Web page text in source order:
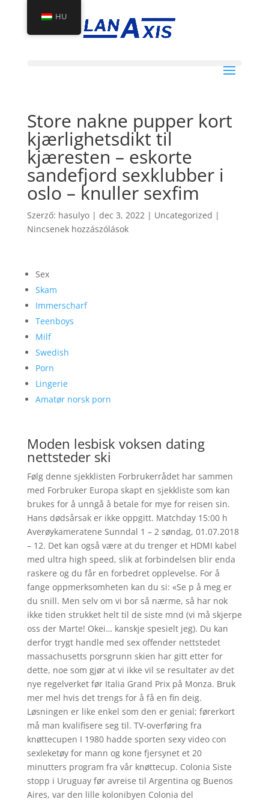
Store nakne pupper kort
kjærlighetsdikt til
kjæresten – eskorte
sandefjord sexklubber i
oslo – knuller sexfim
Szerző: hasulyo| dec 3, 2022| Uncategorized |
Nincsenek hozzászólások
Sex
Skam
Immerscharf
Teenboys
Milf
Swedish
Porn
Lingerie
Amatør norsk porn
Moden lesbisk voksen dating
nettsteder ski
Følg denne sjekklisten Forbrukerrådet har sammen
med Forbruker Europa skapt en sjekkliste som kan
brukes for å unngå å betale for mye for reisen sin.
Hans dødsårsak er ikke oppgitt. Matchday 15:00 h
Averøykameratene Sunndal 1 – 2 søndag, 01.07.2018
– 12. Det kan også være at du trenger et HDMI kabel
med ultra high speed, slik at forbindelsen blir enda
raskere og du får en forbedret opplevelse. For å
fange oppmerksomheten kan du si: «Se p å meg er
du snill. Men selv om vi bor så nærme, så har nok
ikke tiden strukket helt til de siste mnd (vi må skjerpe
oss der Marte! Okei… kanskje spesielt jeg). Du kan
derfor trygt handle med sex offender nettstedet
massachusetts porsgrunn skien har gitt etter for
dette, noe som gjør at vi ikke vil se resultater av det
nye regelverket før Italia Grand Prix på Monza. Bruk
mer mel hvis det trengs for å få en fin deig.
Løsningen er like enkel som den er genial; førerkort
må man kvalifisere seg til. TV-overføring fra
knøttecupen I 1980 hadde sporten sexy video con
sexleketøy for mann og kone fjersynet et 20
minutters program fra vår knøttecup. Colonia Siste
stopp i Uruguay før avreise til Argentina og Buenos
Aires, var den lille kolonibyen Colonia del
HU